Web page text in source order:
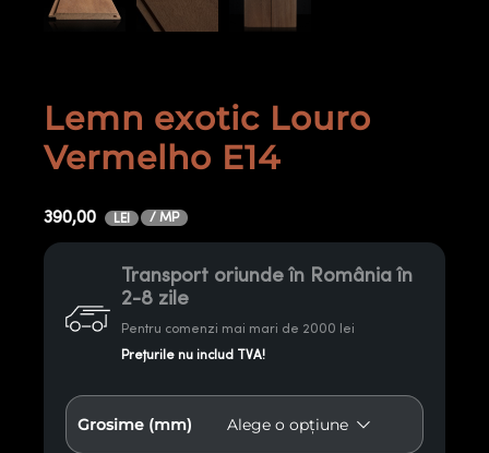
Lemn exotic Louro
Vermelho E14
390,00 LEI / MP
Transport oriunde în România în
2-8 zile
Pentru comenzi mai mari de 2000 lei
Prețurile nu includ TVA!
Grosime (mm)